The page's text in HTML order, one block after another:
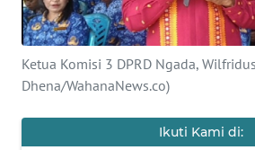
Ketua Komisi 3 DPRD Ngada,
Dhena/WahanaNews.co)
Ikuti Kami di:
INDEKS
BERITA
KONTAK